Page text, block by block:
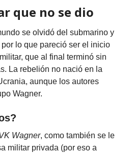
que no se dio
se olvidó del submarino y
lo que pareció ser el inicio
que al final terminó sin
La rebelión no nació en la
aunque los autores
Wagner.
Wagner, como también se le
militar privada (por eso a